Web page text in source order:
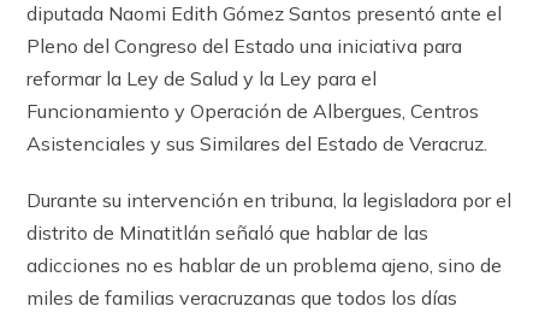
diputada Naomi Edith Gómez Santos presentó ante el
Pleno del Congreso del Estado una iniciativa para
reformar la Ley de Salud y la Ley para el
Funcionamiento y Operación de Albergues, Centros
Asistenciales y sus Similares del Estado de Veracruz.
Durante su intervención en tribuna, la legisladora por el
distrito de Minatitlán señaló que hablar de las
adicciones no es hablar de un problema ajeno, sino de
miles de familias veracruzanas que todos los días